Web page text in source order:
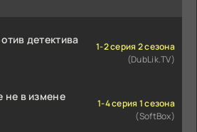
детектива
1-2 серия 2 сезона
(DubLik.TV)
не в измене
1-4 серия 1 сезона
(SoftBox)